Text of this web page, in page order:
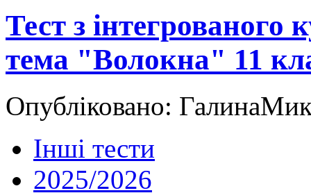
Тест з
тема "Волокна" 11
Опубліковано:
Інші тести
2025/2026